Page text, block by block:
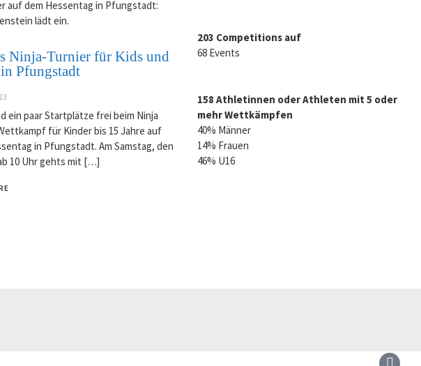
Ninja-Turnier für Kids und
Pfungstadt
ein paar Startplätze frei beim Ninja
für Kinder bis 15 Jahre auf
in Pfungstadt. Am Samstag, den
10 Uhr gehts mit […]
203 Competitions auf
68 Events
158 Athletinnen oder Athleten mit 5 oder
mehr Wettkämpfen
40% Männer
14% Frauen
46% U16